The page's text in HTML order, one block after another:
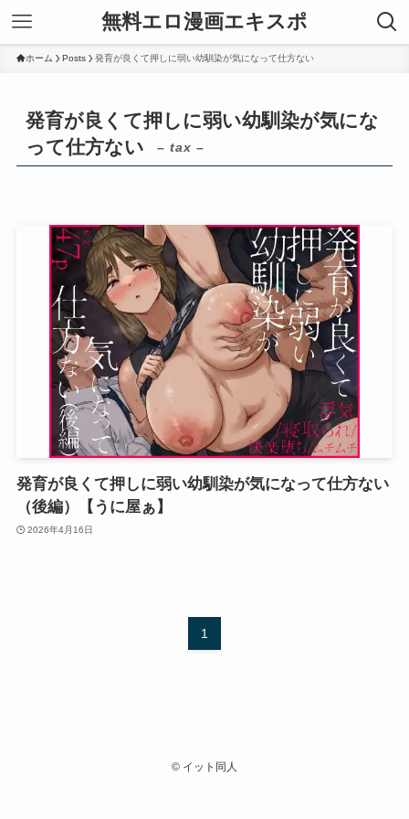
無料エロ漫画エキスポ
ホーム Posts 発育が良くて押しに弱い幼馴染が気になって仕方ない
発育が良くて押しに弱い幼馴染が気にな
って仕方ない
– tax –
発育が良くて押しに弱い幼馴染が気になって仕方ない
（後編）【うに屋ぁ】
2026年4月16日
1
© イット同人